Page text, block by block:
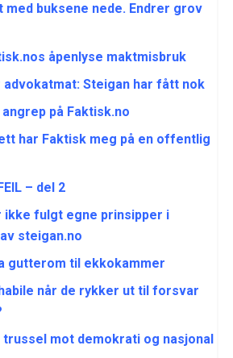
med buksene nede. Endrer grov
åpenlyse maktmisbruk
advokatmat: Steigan har fått nok
på Faktisk.no
har Faktisk meg på en offentlig
– del 2
ikke fulgt egne prinsipper i
steigan.no
gutterom til ekkokammer
når de rykker ut til forsvar
trussel mot demokrati og nasjonal